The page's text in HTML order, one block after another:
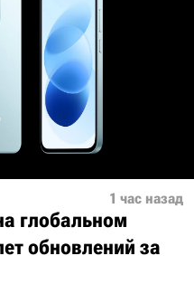
1 час назад
глобальном
обновлений за